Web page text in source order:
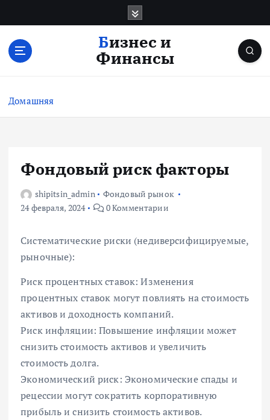
с
Бизнес и
Финансы
Домашняя
Фондовый риск факторы
shipitsin_admin
Фондовый рынок
24 февраля, 2024
0 Комментарии
Систематические риски (недиверсифицируемые,
рыночные):
Риск процентных ставок: Изменения
процентных ставок могут повлиять на стоимость
активов и доходность компаний.
Риск инфляции: Повышение инфляции может
снизить стоимость активов и увеличить
стоимость долга.
Экономический риск: Экономические спады и
рецессии могут сократить корпоративную
прибыль и снизить стоимость активов.